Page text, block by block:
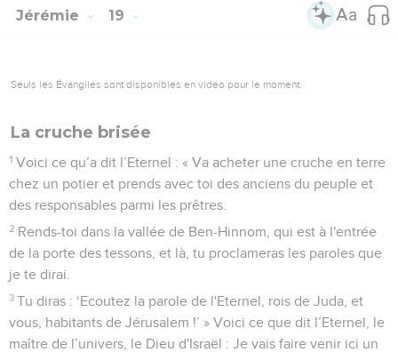
Jérémie 19
Seuls les Évangiles sont disponibles en vidéo pour le moment.
La cruche brisée
1 Voici ce qu’a dit l’Eternel : « Va acheter une cruche en terre
chez un potier et prends avec toi des anciens du peuple et
des responsables parmi les prêtres.
2 Rends-toi dans la vallée de Ben-Hinnom, qui est à l'entrée
de la porte des tessons, et là, tu proclameras les paroles que
je te dirai.
3 Tu diras : ‘Ecoutez la parole de l'Eternel, rois de Juda, et
vous, habitants de Jérusalem !’ » Voici ce que dit l’Eternel, le
maître de l’univers, le Dieu d'Israël : Je vais faire venir ici un